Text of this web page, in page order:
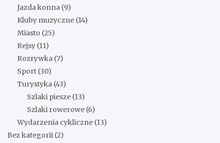
Jazda konna (9)
Kluby muzyczne (14)
Miasto (25)
Rejsy (11)
Rozrywka (7)
Sport (30)
Turystyka (43)
Szlaki piesze (13)
Szlaki rowerowe (6)
Wydarzenia cykliczne (13)
Bez kategorii (2)